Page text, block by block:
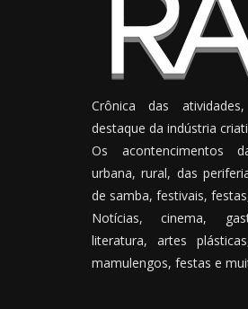
Crônica das
destaque da indústria
Os acontencimentos
urbana, rural, das
de samba, festivais,
Notícias, cinema,
literatura, artes
mamulengos, festas e